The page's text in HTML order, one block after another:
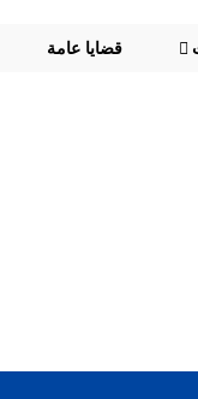
قضايا عامة